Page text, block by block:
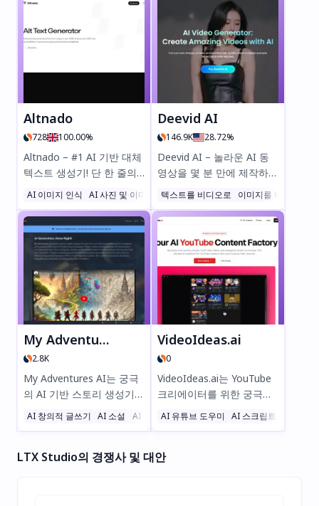
Altnado
728 100.00%
Altnado – #1 AI 기반 대체
텍스트 생성기! 단 한 줄의
코드만 추가하면 SEO와 접
근성을 손쉽게 강화할 수 있
습니다. 몇 초 만에 자동으
로 정확한 이미지 대체 텍스
트를 생성해 드립니다. 무료
크레딧 25회 제공—카드 필
요 없음! #대체텍스트
#SEO #웹접근성
AI 이미지 인식 AI 사진 및 이미지 생성기 AI SEO 도우미
Deevid AI
146.9K 28.72%
Deevid AI – 놀라운 AI 동
영상을 몇 분 만에 제작하세
요! 텍스트, 이미지 또는 동
영상을 고품질 콘텐츠로 변
환할 수 있으며 편집 기술이
필요 없습니다. 빠르고 쉽게
전문가급 결과물을 얻을 수
있는 최고의 AI 동영상 생성
기를 지금 무료로 시작해보
텍스트를 비디오로 이미지를 비디오로
My Adventures AI
2.8K
My Adventures AI는 궁극
의 AI 기반 스토리 생성기이
자 판타지 세계 구축 도구
로, 몰입감 넘치고 구조화된
여 창조합니다. 역동적인 플
AI 창의적 글쓰기 AI 소설 AI 표지 생성기
VideoIdeas.ai
0
VideoIdeas.ai는 YouTube
크리에이터를 위한 궁극의
AI 기반 도구로, 바이럴 스
크립트, 신선한 영상 아이디
를 단 몇 분 만에 생성할 수
AI 유튜브 도우미 AI 스크립트 작성
LTX Studio의 경쟁사 및 대안